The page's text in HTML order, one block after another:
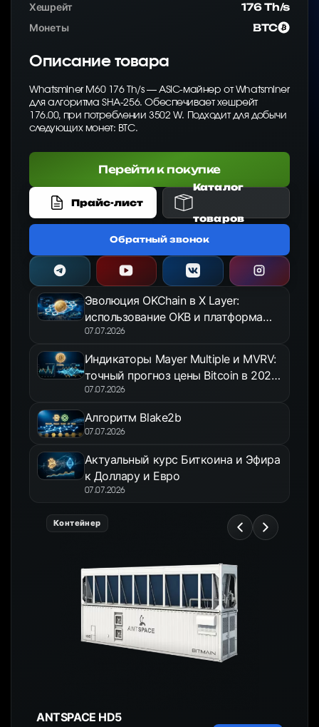
Хешрейт
176 Th/s
Монеты
BTC
Описание товара
Whatsminer M60 176 Th/s — ASIC-майнер от Whatsminer
для алгоритма SHA-256. Обеспечивает хешрейт
176.00, при потреблении 3502 W. Подходит для добычи
следующих монет: BTC.
Перейти к покупке
Прайс-лист
Каталог
товаров
Обратный звонок
Эволюция OKChain в X Layer:
использование OKB и платформа
OKX Jumpstart в 2026 году
07.07.2026
Индикаторы Mayer Multiple и MVRV:
точный прогноз цены Bitcoin в 2026
году
07.07.2026
Алгоритм Blake2b
07.07.2026
Актуальный курс Биткоина и Эфира
к Доллару и Евро
07.07.2026
Контейнер
ANTSPACE HD5